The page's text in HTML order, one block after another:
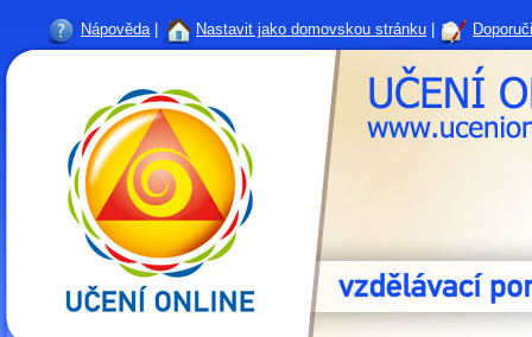
Nápověda| Nastavit jako domovskou stránku